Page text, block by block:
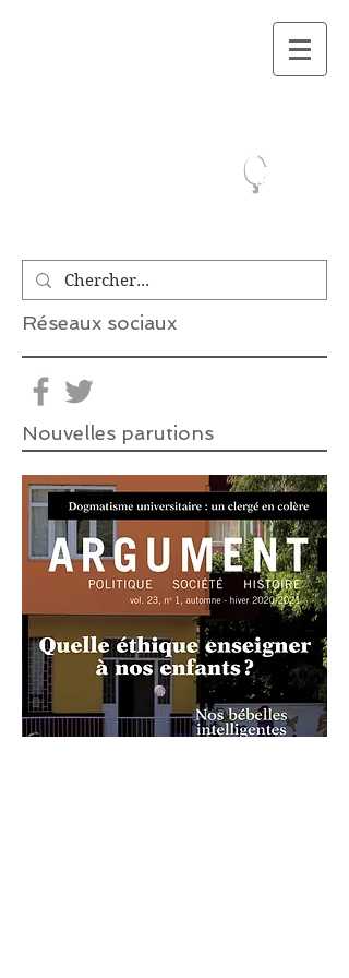
ç
On a lu.Ca
Réseaux sociaux
Nouvelles parutions